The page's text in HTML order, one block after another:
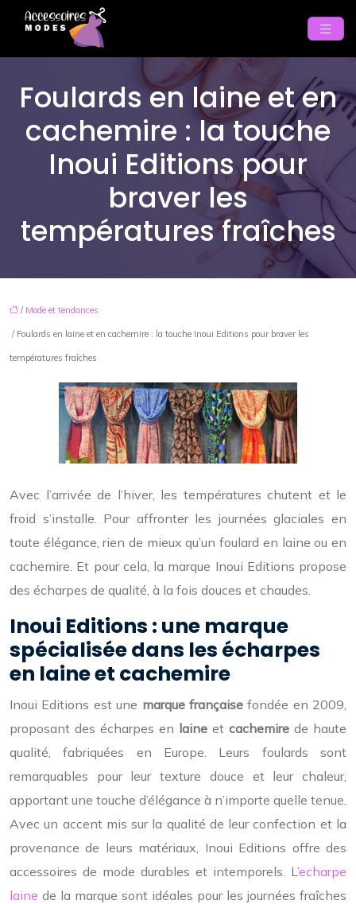
Foulards en laine et en
cachemire : la touche
Inoui Editions pour
braver les
températures fraîches
/ Mode et tendances
/ Foulards en laine et en cachemire : la touche Inoui Editions pour braver les
températures fraîches
Avec l’arrivée de l’hiver, les températures chutent et le
froid s’installe. Pour affronter les journées glaciales en
toute élégance, rien de mieux qu’un foulard en laine ou en
cachemire. Et pour cela, la marque Inoui Editions propose
des écharpes de qualité, à la fois douces et chaudes.
Inoui Editions : une marque
spécialisée dans les écharpes
en laine et cachemire
Inoui Editions est une marque françaisefondée en 2009,
proposant des écharpes en laine et cachemire de haute
qualité, fabriquées en Europe. Leurs foulards sont
remarquables pour leur texture douce et leur chaleur,
apportant une touche d’élégance à n’importe quelle tenue.
Avec un accent mis sur la qualité de leur confection et la
provenance de leurs matériaux, Inoui Editions offre des
accessoires de mode durables et intemporels. L’echarpe
laine de la marque sont idéales pour les journées fraîches